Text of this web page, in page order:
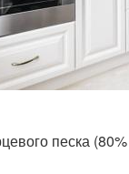
песка (80%